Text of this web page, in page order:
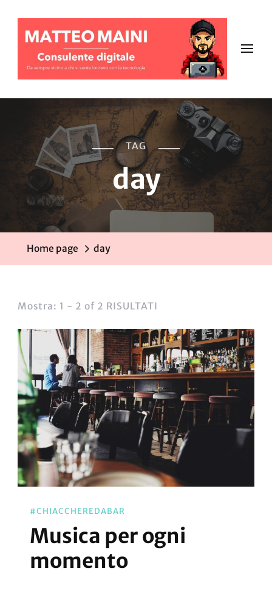
TAG
day
Home page day
Mostra: 1 - 2 of 2 RISULTATI
#CHIACCHEREDABAR
Musica per ogni
momento